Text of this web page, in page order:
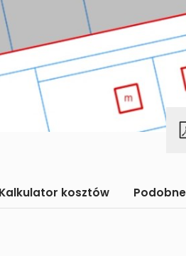
Kalkulator kosztów